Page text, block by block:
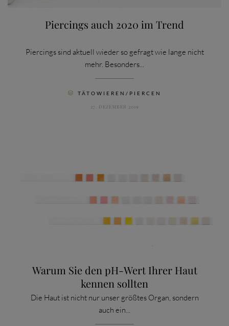
Piercings auch 2020 im Trend
Piercings sind aktuell wieder so gefragt wie lange nicht
mehr. Besonders...
 TÄTOWIEREN/PIERCEN
27. DEZEMBER 2019
Warum Sie den pH-Wert Ihrer Haut
kennen sollten
Die Haut ist nicht nur unser größtes Organ, sondern
auch ein...